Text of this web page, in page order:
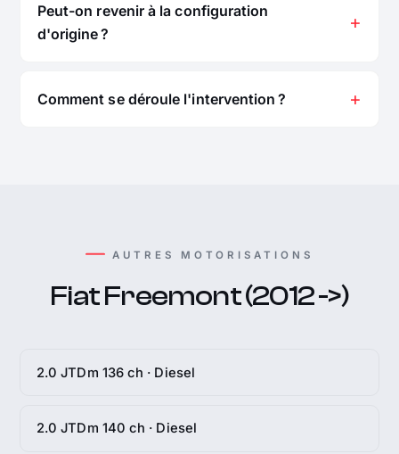
Peut-on revenir à la configuration
d'origine ?
Comment se déroule l'intervention ?
AUTRES MOTORISATIONS
Fiat Freemont (2012 ->)
2.0 JTDm 136 ch · Diesel
2.0 JTDm 140 ch · Diesel